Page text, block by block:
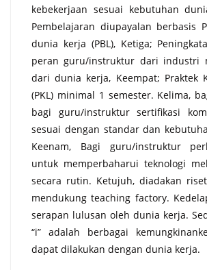
kebekerjaan sesuai kebutuhan
Pembelajaran diupayalan berbasis
dunia kerja (PBL), Ketiga;
peran guru/instruktur dari industri
dari dunia kerja, Keempat; Praktek
(PKL) minimal 1 semester. Kelima,
bagi guru/instruktur sertifikasi
sesuai dengan standar dan
Keenam, Bagi guru/instruktur
untuk memperbaharui teknologi
secara rutin. Ketujuh, diadakan
mendukung teaching factory.
serapan lulusan oleh dunia kerja.
“i” adalah berbagai
dapat dilakukan dengan dunia kerja.